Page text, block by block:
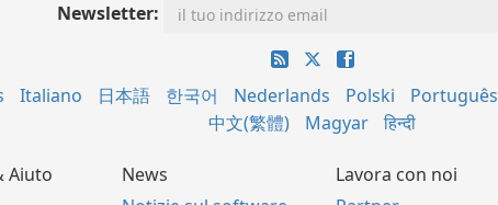
Newsletter:
Italiano 日本語 한국어 Nederlands Polski Português
中文(繁體)
Magyar हिन्दी
Aiuto
News
Lavora con noi